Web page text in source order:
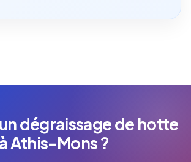
dégraissage de hotte
à Athis-Mons ?